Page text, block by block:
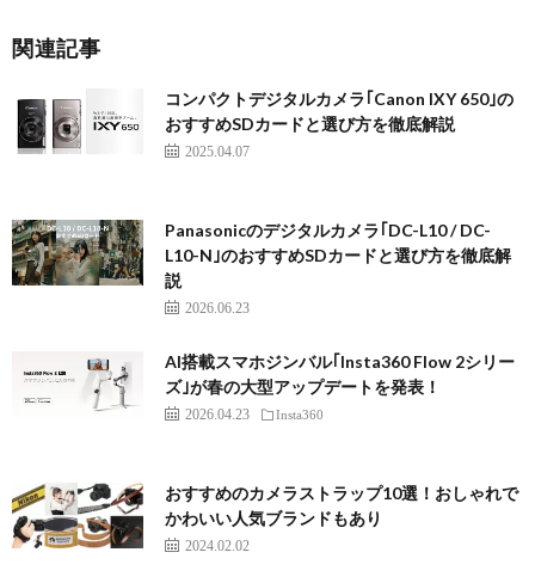
関連記事
コンパクトデジタルカメラ｢Canon IXY 650｣の
おすすめSDカードと選び方を徹底解説
2025.04.07
Panasonicのデジタルカメラ｢DC-L10 / DC-
L10-N｣のおすすめSDカードと選び方を徹底解
説
2026.06.23
AI搭載スマホジンバル｢Insta360 Flow 2シリー
ズ｣が春の大型アップデートを発表！
2026.04.23 Insta360
おすすめのカメラストラップ10選！おしゃれで
かわいい人気ブランドもあり
2024.02.02